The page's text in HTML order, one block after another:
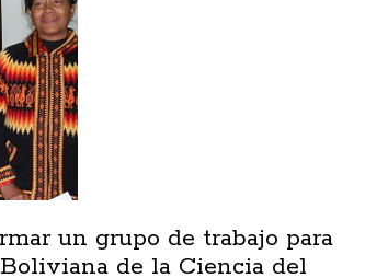
un grupo de trabajo para
de la Ciencia del